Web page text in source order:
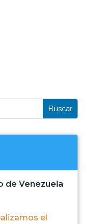
de Venezuela
el